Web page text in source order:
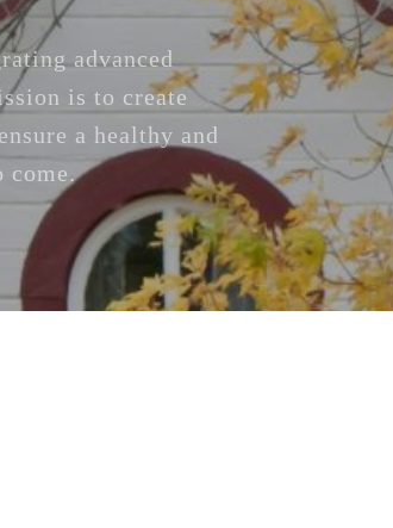
advanced
is to create
a healthy and
come.